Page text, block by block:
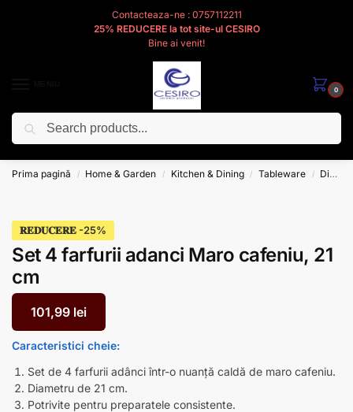
Contacteaza-ne : 0757112211
25% REDUCERE la tot site-ul CESIRO
Bine ai venit!
0
Cesiro
Prima pagină / Home & Garden / Kitchen & Dining / Tableware / Dinnerware
𝐑𝐄𝐃𝐔𝐂𝐄𝐑𝐄
Set 4 farfurii adanci Maro cafeniu, 21
cm
101,99 lei
Caracteristici cheie:
Set de 4 farfurii adânci într-o nuanță caldă de maro cafeniu.
Diametru de 21 cm.
Potrivite pentru preparatele consistente.